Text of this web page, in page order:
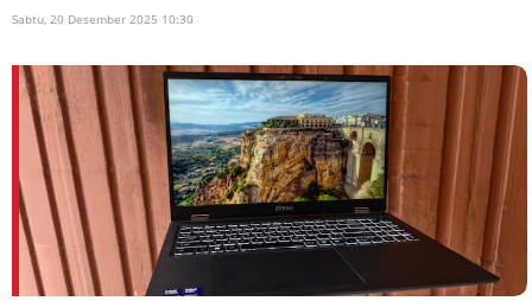
Sabtu, 20 Desember 2025 10:30